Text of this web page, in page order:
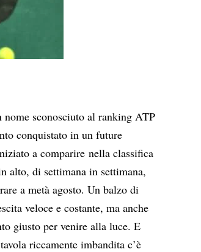
nome sconosciuto al ranking ATP
conquistato in un future
a comparire nella classifica
alto, di settimana in settimana,
a metà agosto. Un balzo di
veloce e costante, ma anche
giusto per venire alla luce. E
riccamente imbandita c’è